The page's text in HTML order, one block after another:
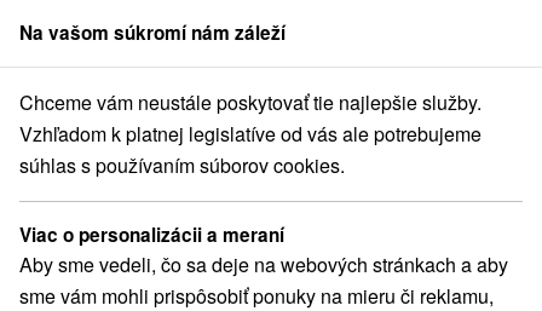
člen skupinySorger
Pobyty na Slovensku Wellness pobyty Banskobystrický kraj
Wellness pobyty v
Banskobystrickom kraji
Kategórie
Na vašom súkromí nám záleží
Chceme vám neustále poskytovať tie najlepšie služby.
Vzhľadom k platnej legislatíve od vás ale potrebujeme
súhlas s používaním súborov cookies.
Viac o personalizácii a meraní
Aby sme vedeli, čo sa deje na webových stránkach a aby
sme vám mohli prispôsobiť ponuky na mieru či reklamu,